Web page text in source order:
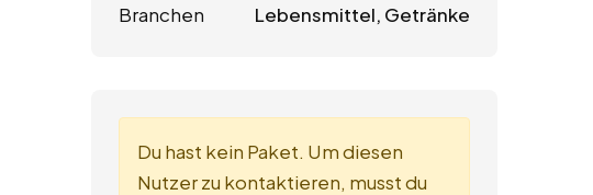
Branchen Lebensmittel, Getränke
Du hast kein Paket. Um diesen
Nutzer zu kontaktieren, musst du